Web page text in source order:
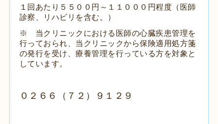
１回あたり５５００円～１１０００円程度（医師
診察、リハビリを含む。）
※ 当クリニックにおける医師の心臓疾患管理を
行っておられ、当クリニックから保険適用処方箋
の発行を受け、療養管理を行っている方を対象と
しています。
０２６６（７２）９１２９